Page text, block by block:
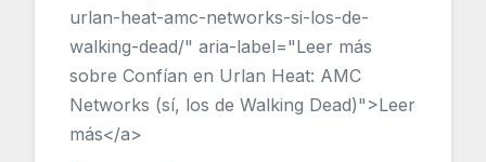
urlan-heat-amc-networks-si-los-de-
walking-dead/" aria-label="Leer más
sobre Confían en Urlan Heat: AMC
Networks (sí, los de Walking Dead)">Leer
más</a>